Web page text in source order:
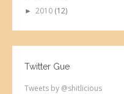
► 2010 (12)
Twitter Gue
Tweets by @shitlicious